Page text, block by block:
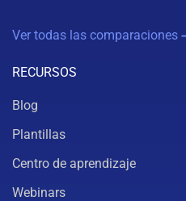
Ver todas las comparaciones
RECURSOS
Blog
Plantillas
Centro de aprendizaje
Webinars